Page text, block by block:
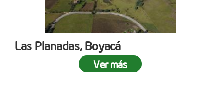
Las Planadas, Boyacá
Ver más